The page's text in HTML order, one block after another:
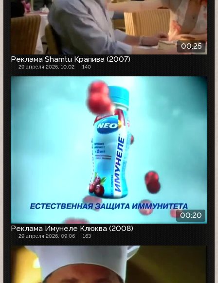
00:25
Реклама Shamtu Крапива (2007)
29 апреля 2026, 10:02 140
00:20
Реклама Имунеле Клюква (2008)
29 апреля 2026, 09:06 163